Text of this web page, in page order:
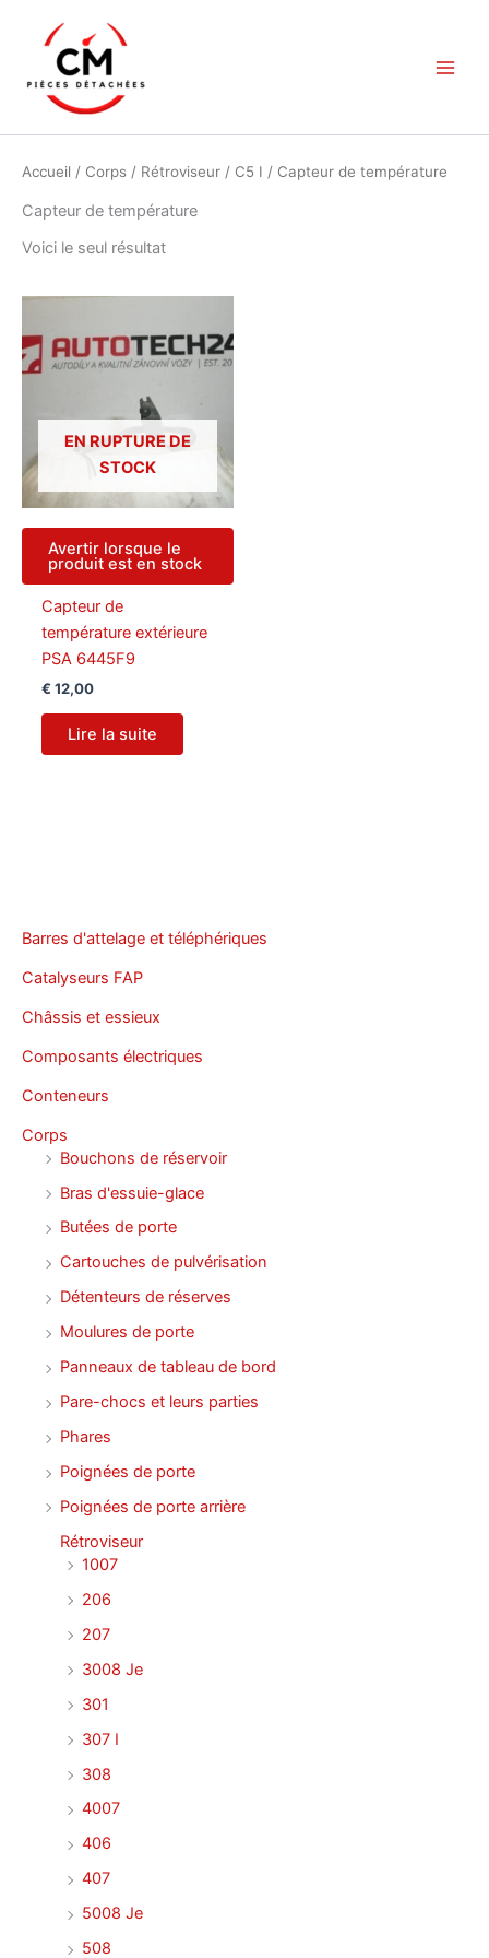
contenu
Barres d'attelage et téléphériques
Catalyseurs FAP
Châssis et essieux
Composants électriques
Conteneurs
Corps
Bouchons de réservoir
Bras d'essuie-glace
Butées de porte
Cartouches de pulvérisation
Détenteurs de réserves
Moulures de porte
Panneaux de tableau de bord
Pare-chocs et leurs parties
Phares
Poignées de porte
Poignées de porte arrière
Rétroviseur
1007
206
207
3008 Je
301
307 I
308
4007
406
407
5008 Je
508
Accueil / Corps / Rétroviseur / C5 I / Capteur de température
Capteur de température
Voici le seul résultat
EN RUPTURE DE
STOCK
Avertir lorsque le
produit est en stock
Capteur de
température extérieure
PSA 6445F9
€ 12,00
Lire la suite